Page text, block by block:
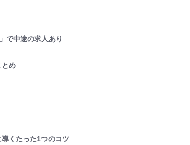
で中途の求人あり
とめ
くたった1つのコツ